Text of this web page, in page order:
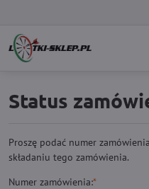
Status
Proszę podać numer
składaniu tego zamówienia.
Numer zamówienia:*